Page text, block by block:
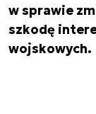
w sprawie
szkodę
wojskowych.